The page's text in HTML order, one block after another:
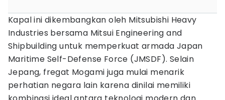
Kapal ini dikembangkan oleh Mitsubishi Heavy
Industries bersama Mitsui Engineering and
Shipbuilding untuk memperkuat armada Japan
Maritime Self-Defense Force (JMSDF). Selain
Jepang, fregat Mogami juga mulai menarik
perhatian negara lain karena dinilai memiliki